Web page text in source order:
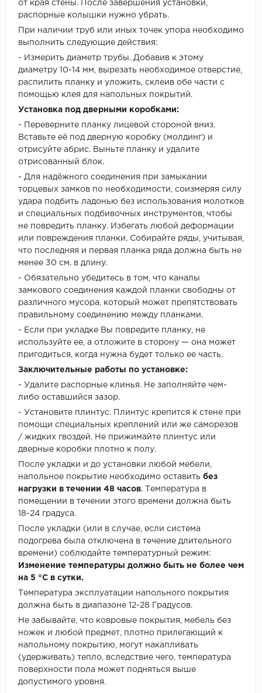
от края стены. После завершения установки,
распорные колышки нужно убрать.
При наличии труб или иных точек упора необходимо
выполнить следующие действия:
- Измерить диаметр трубы. Добавив к этому
диаметру 10-14 мм, вырезать необходимое отверстие,
распилить планку и уложить, склеив обе части с
помощью клея для напольных покрытий.
Установка под дверными коробками:
- Переверните планку лицевой стороной вниз.
Вставьте её под дверную коробку (молдинг) и
отрисуйте абрис. Выньте планку и удалите
отрисованный блок.
- Для надёжного соединения при замыкании
торцевых замков по необходимости, соизмеряя силу
удара подбить ладонью без использования молотков
и специальных подбивочных инструментов, чтобы
не повредить планку. Избегать любой деформации
или повреждения планки. Собирайте ряды, учитывая,
что последняя и первая планка ряда должна быть не
менее 30 см. в длину.
- Обязательно убедитесь в том, что каналы
замкового соединения каждой планки свободны от
различного мусора, который может препятствовать
правильному соединению между планками.
- Если при укладке Вы повредите планку, не
используйте ее, а отложите в сторону — она может
пригодиться, когда нужна будет только ее часть.
Заключительные работы по установке:
- Удалите распорные клинья. Не заполняйте чем-
либо оставшийся зазор.
- Установите плинтус. Плинтус крепится к стене при
помощи специальных креплений или же саморезов
/ жидких гвоздей. Не прижимайте плинтус или
дверные коробки плотно к полу.
После укладки и до установки любой мебели,
напольное покрытие необходимо оставить без
нагрузки в течении 48 часов. Температура в
помещении в течении этого времени должна быть
18-24 градуса.
После укладки (или в случае, если система
подогрева была отключена в течение длительного
времени) соблюдайте температурный режим:
Изменение температуры должно быть не более чем
на 5 °C в сутки.
Температура эксплуатации напольного покрытия
должна быть в диапазоне 12-28 Градусов.
Не забывайте, что ковровые покрытия, мебель без
ножек и любой предмет, плотно прилегающий к
напольному покрытию, могут накапливать
(удерживать) тепло, вследствие чего, температура
поверхности пола может подняться выше
допустимого уровня.